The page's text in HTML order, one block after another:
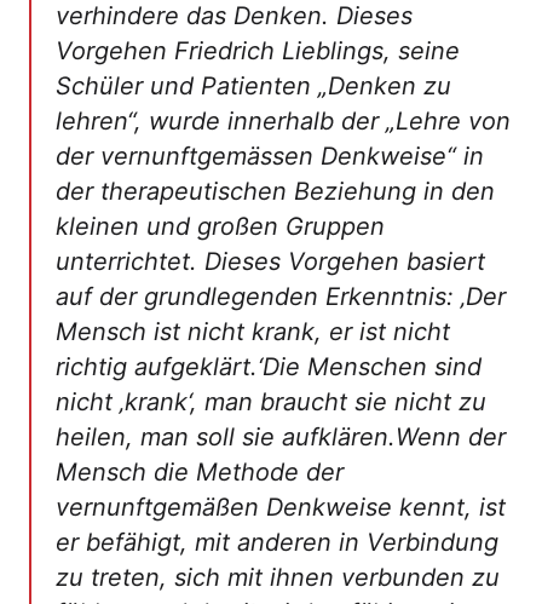
verhindere das Denken. Dieses
Vorgehen Friedrich Lieblings, seine
Schüler und Patienten „Denken zu
lehren“, wurde innerhalb der „Lehre von
der vernunftgemässen Denkweise“ in
der therapeutischen Beziehung in den
kleinen und großen Gruppen
unterrichtet. Dieses Vorgehen basiert
auf der grundlegenden Erkenntnis: ‚Der
Mensch ist nicht krank, er ist nicht
richtig aufgeklärt.‘Die Menschen sind
nicht ‚krank‘, man braucht sie nicht zu
heilen, man soll sie aufklären.Wenn der
Mensch die Methode der
vernunftgemäßen Denkweise kennt, ist
er befähigt, mit anderen in Verbindung
zu treten, sich mit ihnen verbunden zu